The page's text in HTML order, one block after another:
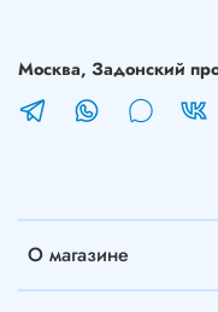
О магазине
Москва, Задонский